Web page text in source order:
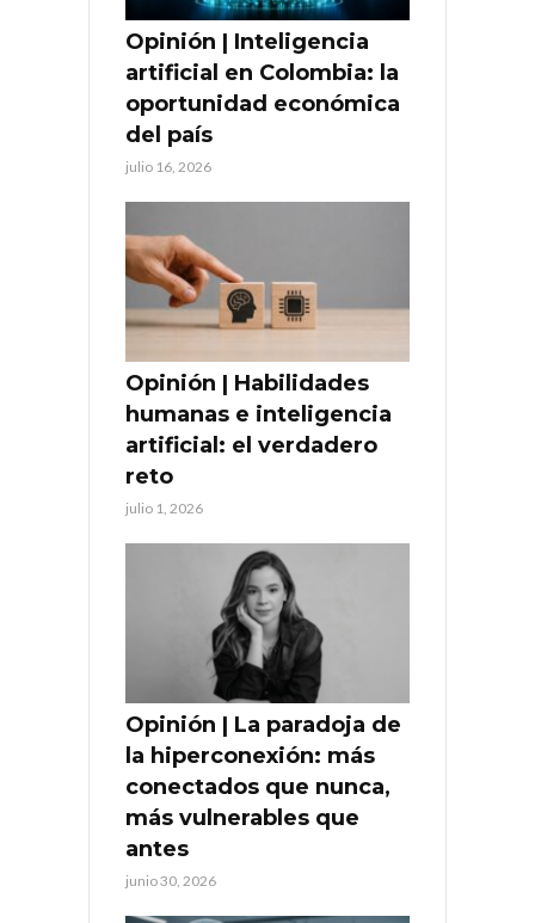
Opinión | Inteligencia
artificial en Colombia: la
oportunidad económica
del país
julio 16, 2026
Opinión | Habilidades
humanas e inteligencia
artificial: el verdadero
reto
julio 1, 2026
Opinión | La paradoja de
la hiperconexión: más
conectados que nunca,
más vulnerables que
antes
junio 30, 2026